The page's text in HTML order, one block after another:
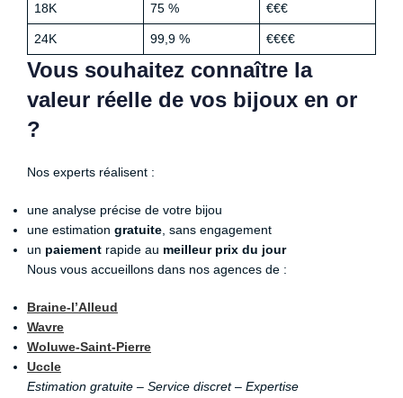
18K 75 % €€€
24K 99,9 % €€€€
Vous souhaitez connaître la
valeur réelle de vos bijoux en or
?
Nos experts réalisent :
une analyse précise de votre bijou
une estimation gratuite , sans engagement
un paiement rapide au meilleur prix du jour
Nous vous accueillons dans nos agences de :
Braine-l’Alleud
Wavre
Woluwe-Saint-Pierre
Uccle
Estimation gratuite – Service discret – Expertise